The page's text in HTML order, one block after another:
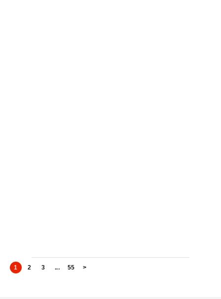
1 2 3 ... 55 >